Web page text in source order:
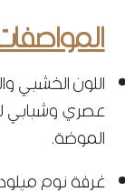
اللون الخشبي
عصري وشبابي
الموضة.
غرفة نوم